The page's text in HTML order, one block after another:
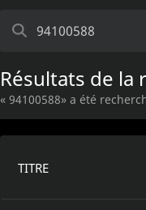
Résultats de la
« 94100588» a été
TITRE